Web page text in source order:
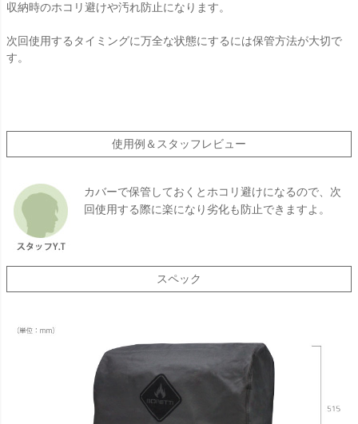
収納時のホコリ避けや汚れ防止になります。
次回使用するタイミングに万全な状態にするには保管方法が大切で
す。
使用例＆スタッフレビュー
カバーで保管しておくとホコリ避けになるので、次
回使用する際に楽になり劣化も防止できますよ。
スペック